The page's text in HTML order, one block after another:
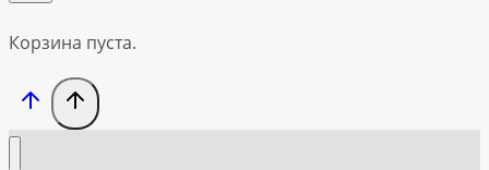
Корзина пуста.